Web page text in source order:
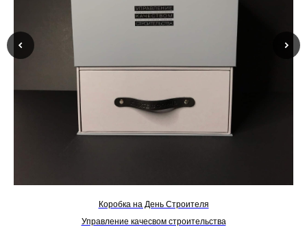
Коробка на День Строителя
Управление качесвом строительства